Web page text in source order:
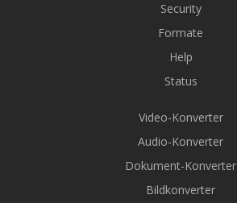
Security
Formate
Help
Status
Video-Konverter
Audio-Konverter
Dokument-Konverter
Bildkonverter